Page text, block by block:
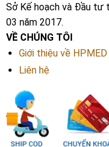
Sở Kế hoạch và Đầu tư
03 năm 2017.
VỀ CHÚNG TÔI
Giới thiệu về HPMED
Liên hệ